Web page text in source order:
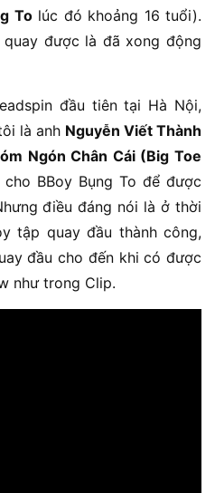
Tolúc đó khoảng 16 tuổi).
được là đã xong động
đầu tiên tại Hà Nội,
là anh Nguyễn Viết Thành
Ngón Chân Cái (Big Toe
BBoy Bụng To để được
điều đáng nói là ở thời
tập quay đầu thành công,
đầu cho đến khi có được
như trong Clip.